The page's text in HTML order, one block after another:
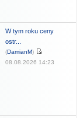
W tym roku ceny
ostr...
(DamianM)
08.08.2026 14:23